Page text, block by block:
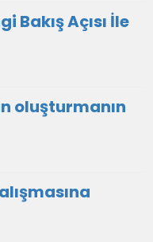
Açısı İle
oluşturmanın